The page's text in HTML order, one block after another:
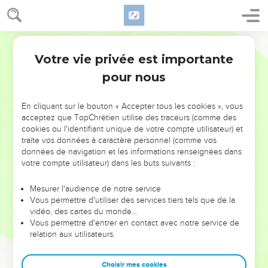
NE MANQUEZ PAS L’ÉVÉNEMENT
DE L’ANNÉE !
ET SI LEURS ERREURS POUVAIENT VOUS ÉVITER LES
VOTRES ?
leur foi ou leur vision. Mais on voit moins les doutes, les erreurs
et les saisons difficiles qu'ils ont traversés, alors même que ce
sont elles qui les ont façonnés.
Dans cette conférence, leaders, entrepreneurs, et responsables
clés pour avancer avec plus de sagesse afin que leurs erreurs
Votre vie privée est importante
pour nous
En cliquant sur le bouton « Accepter tous les cookies », vous
acceptez que TopChrétien utilise des traceurs (comme des
cookies ou l'identifiant unique de votre compte utilisateur) et
traite vos données à caractère personnel (comme vos
données de navigation et les informations renseignées dans
votre compte utilisateur) dans les buts suivants :
Mesurer l'audience de notre service
Vous permettre d'utiliser des services tiers tels que de la
vidéo, des cartes du monde…
Vous permettre d'entrer en contact avec notre service de
relation aux utilisateurs.
Choisir mes cookies